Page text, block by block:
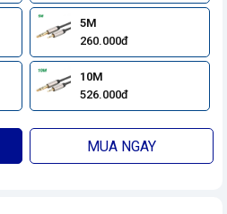
5M
260.000đ
10M
526.000đ
MUA NGAY